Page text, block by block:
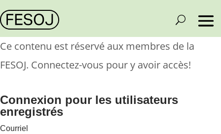
Ce contenu est réservé aux membres de la
FESOJ. Connectez-vous pour y avoir accès!
Connexion pour les utilisateurs
enregistrés
Courriel